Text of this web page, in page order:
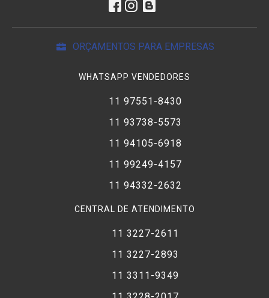
ORÇAMENTOS PARA EMPRESAS
WHATSAPP VENDEDORES
11 97551-8430
11 93738-5573
11 94105-6918
11 99249-4157
11 94332-2632
CENTRAL DE ATENDIMENTO
11 3227-2611
11 3227-2893
11 3311-9349